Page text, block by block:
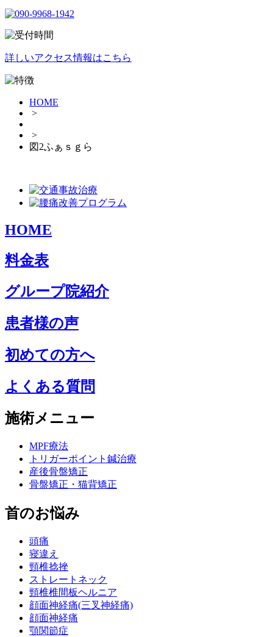
詳しいアクセス情報はこちら
HOME
>
>
図2ふぁｓｇら
HOME
料金表
グループ院紹介
患者様の声
初めての方へ
よくある質問
施術メニュー
MPF療法
トリガーポイント鍼治療
産後骨盤矯正
骨盤矯正・猫背矯正
首のお悩み
頭痛
寝違え
頸椎捻挫
ストレートネック
頸椎椎間板ヘルニア
顔面神経痛(三叉神経痛)
顔面神経痛
顎関節症